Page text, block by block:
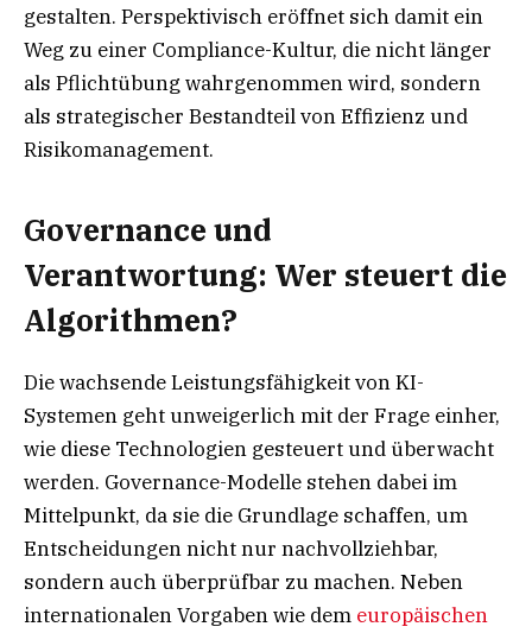
gestalten. Perspektivisch eröffnet sich damit ein
Weg zu einer Compliance-Kultur, die nicht länger
als Pflichtübung wahrgenommen wird, sondern
als strategischer Bestandteil von Effizienz und
Risikomanagement.
Governance und
Verantwortung: Wer steuert die
Algorithmen?
Die wachsende Leistungsfähigkeit von KI-
Systemen geht unweigerlich mit der Frage einher,
wie diese Technologien gesteuert und überwacht
werden. Governance-Modelle stehen dabei im
Mittelpunkt, da sie die Grundlage schaffen, um
Entscheidungen nicht nur nachvollziehbar,
sondern auch überprüfbar zu machen. Neben
internationalen Vorgaben wie dem europäischen